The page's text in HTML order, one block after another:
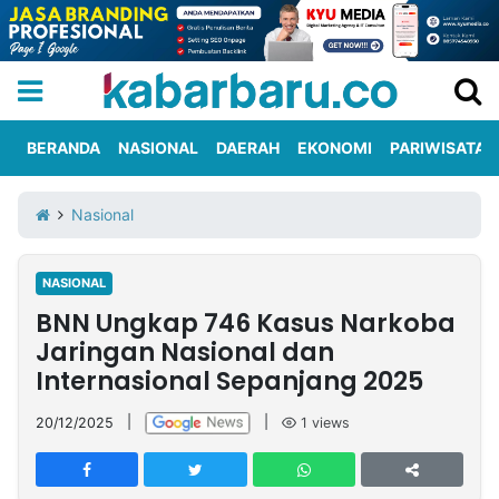
Iklan
Berita
Kami
Nasional
International
Olahraga
Entertainment
Daerah
Pariwisata
Kuliner
Kolom
Network
PT
TREETAN
BERANDA NASIONAL DAERAH EKONOMI PARIWISATA
Nasional
NASIONAL
BNN Ungkap 746 Kasus Narkoba
Jaringan Nasional dan
Internasional Sepanjang 2025
20/12/2025 1 views